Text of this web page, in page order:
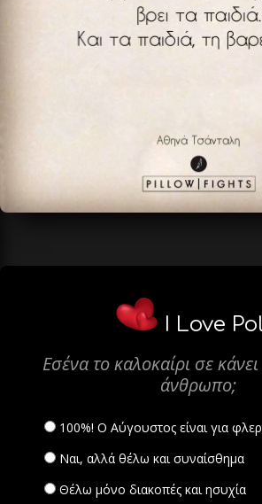
I Love
Εσένα το καλοκαίρι σε
άνθρωπο;
100%! Ο Αύγουστος είναι για
Ναι, αλλά θέλω και συναίσθημα
Θέλω μόνο διακοπές και ησυχία